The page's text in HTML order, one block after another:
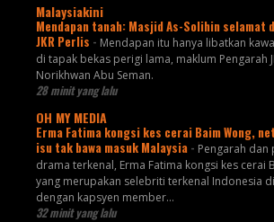
Malaysiakini
Mendapan tanah: Masjid As-Solihin selamat
JKR Perlis - Mendapan itu hanya libatkan
di tapak bekas perigi lama, maklum Pengarah
Norikhwan Abu Seman.
28 minit yang lalu
OH MY MEDIA
Erma Fatima kongsi kes cerai Baim Wong,
isu tak bawa masuk Malaysia - Pengarah dan
drama terkenal, Erma Fatima kongsi kes cerai
yang merupakan selebriti terkenal Indonesia
dengan kapsyen member...
32 minit yang lalu